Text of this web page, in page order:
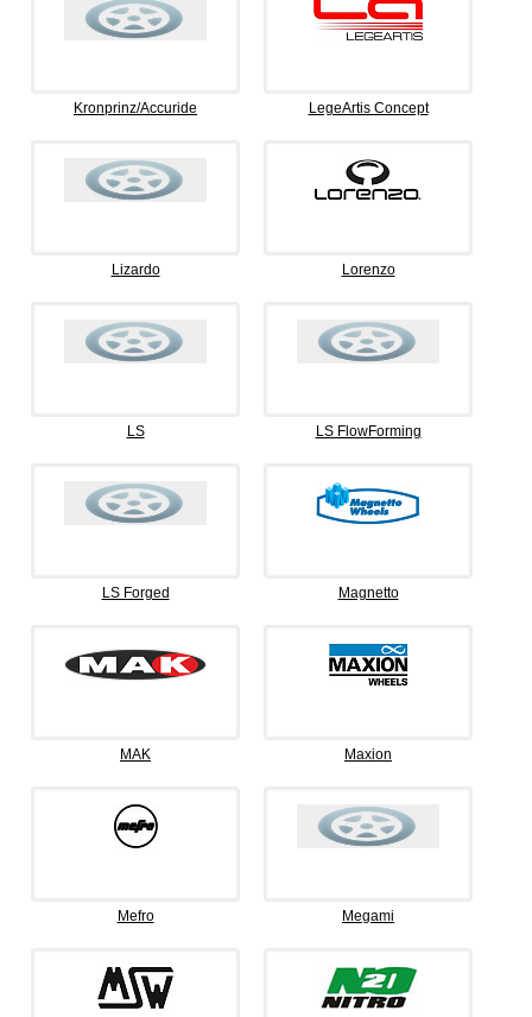
Kronprinz/Accuride LegeArtis Concept
Lizardo Lorenzo
LS LS FlowForming
LS Forged Magnetto
MAK Maxion
Mefro Megami